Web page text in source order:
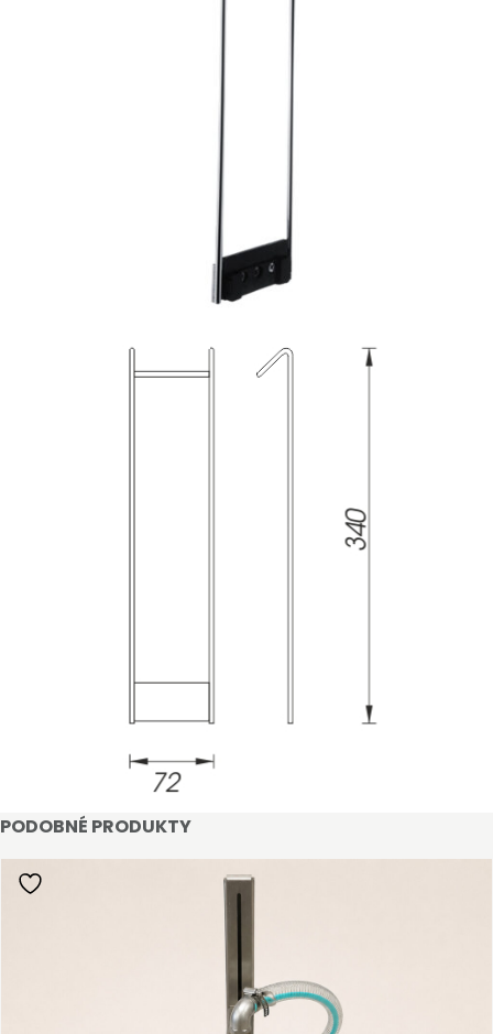
PODOBNÉ PRODUKTY
STAŇTE SE KLIENTEM
Stát se klientem velkoobchodu Bohéme Collection
je jednoduché, stačí podnikat a mít platné IČO.
Kromě snadnějšího procesu objednávek můžete
získat slevy až do výše 25 % v závislosti na velikosti